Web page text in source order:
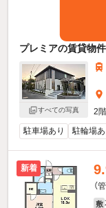
プレミアの賃貸物件
すべての写真
2
駐車場あり 駐輪場あ
新着
（
敷